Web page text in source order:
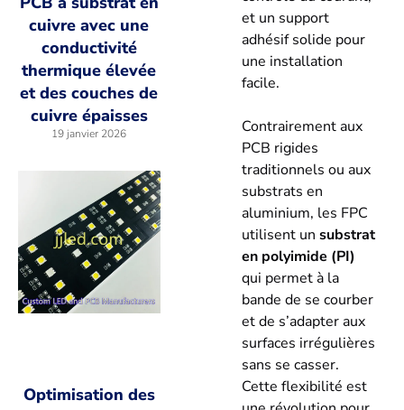
cuivre avec une
conductivité
thermique élevée
et des couches de
cuivre épaisses
19 janvier 2026
Optimisation des
et un support
adhésif solide pour
une installation
facile.
Contrairement aux
PCB rigides
traditionnels ou aux
substrats en
aluminium, les FPC
utilisent un substrat
en polyimide (PI)
qui permet à la
bande de se courber
et de s’adapter aux
surfaces irrégulières
sans se casser.
Cette flexibilité est